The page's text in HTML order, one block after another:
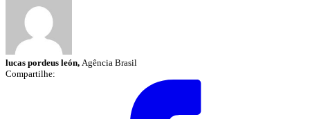
lucas pordeus león, Agência Brasil
Compartilhe: